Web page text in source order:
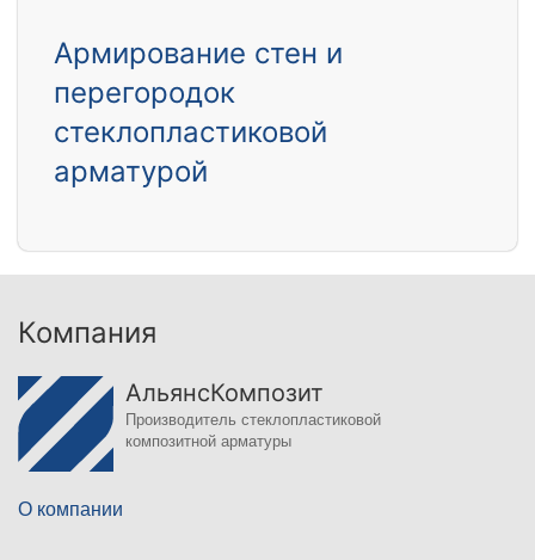
Армирование стен и
перегородок
стеклопластиковой
арматурой
Компания
АльянсКомпозит
Производитель стеклопластиковой
композитной арматуры
О компании